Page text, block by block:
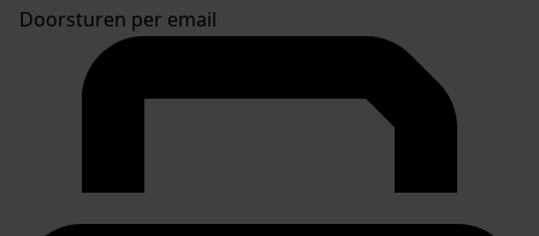
Doorsturen per email